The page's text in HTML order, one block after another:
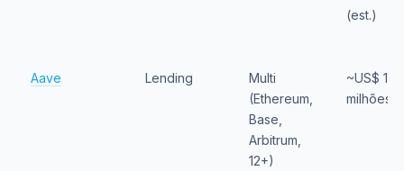
(est.)
Aave Lending
Multi
(Ethereum,
Base,
Arbitrum,
12+)
~US$ 160
milhões*